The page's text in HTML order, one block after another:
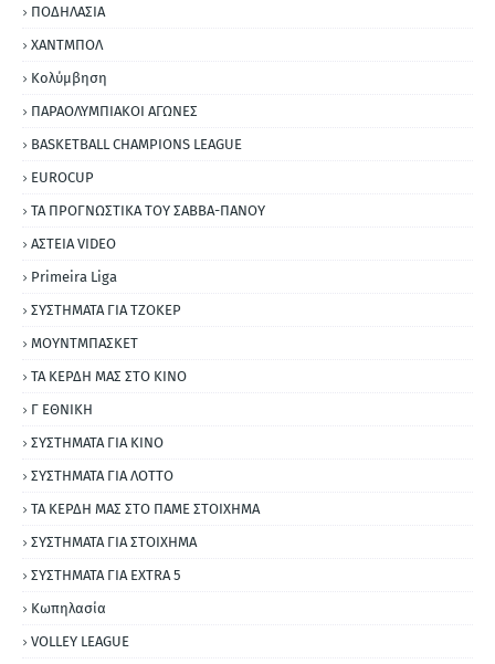
ΠΟΔΗΛΑΣΙΑ
ΧΑΝΤΜΠΟΛ
Κολύμβηση
ΠΑΡΑΟΛΥΜΠΙΑΚΟΙ ΑΓΩΝΕΣ
BASKETBALL CHAMPIONS LEAGUE
EUROCUP
ΤΑ ΠΡΟΓΝΩΣΤΙΚΑ ΤΟΥ ΣΑΒΒΑ-ΠΑΝΟΥ
ΑΣΤΕΙΑ VIDEO
Primeira Liga
ΣΥΣΤΗΜΑΤΑ ΓΙΑ ΤΖΟΚΕΡ
ΜΟΥΝΤΜΠΑΣΚΕΤ
ΤΑ ΚΕΡΔΗ ΜΑΣ ΣΤΟ ΚΙΝΟ
Γ ΕΘΝΙΚΗ
ΣΥΣΤΗΜΑΤΑ ΓΙΑ ΚΙΝΟ
ΣΥΣΤΗΜΑΤΑ ΓΙΑ ΛΟΤΤΟ
ΤΑ ΚΕΡΔΗ ΜΑΣ ΣΤΟ ΠΑΜΕ ΣΤΟΙΧΗΜΑ
ΣΥΣΤΗΜΑΤΑ ΓΙΑ ΣΤΟΙΧΗΜΑ
ΣΥΣΤΗΜΑΤΑ ΓΙΑ ΕΧΤRΑ 5
Κωπηλασία
VOLLEY LEAGUE